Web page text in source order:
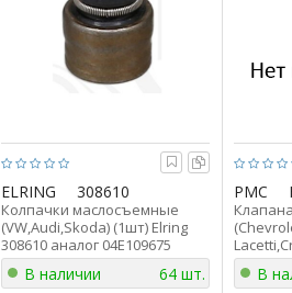
ELRING 308610
Колпачки маслосъемные
(VW,Audi,Skoda) (1шт) Elring
308610 аналог 04E109675
В наличии 64 шт.
PMC
В